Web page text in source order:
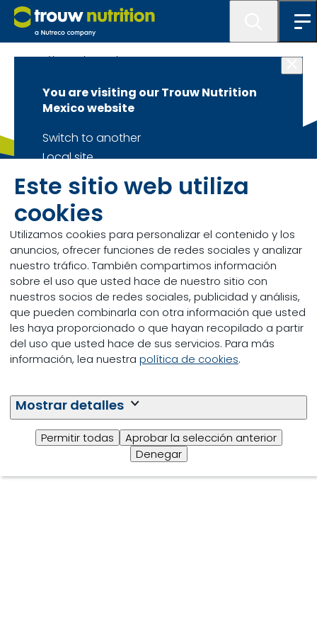
Este sitio web utiliza
cookies
Utilizamos cookies para personalizar el contenido y los
anuncios, ofrecer funciones de redes sociales y analizar
nuestro tráfico. También compartimos información
sobre el uso que usted hace de nuestro sitio con
nuestros socios de redes sociales, publicidad y análisis,
que pueden combinarla con otra información que usted
les haya proporcionado o que hayan recopilado a partir
del uso que usted hace de sus servicios. Para más
información, lea nuestra política de cookies.
Mostrar detalles
Permitir todas
Aprobar la selección anterior
Denegar
You are visiting our Trouw Nutrition
Mexico website
Switch to another
Local site
Stay on
Current site
Catálogo de Productos
Trouw Nutriton México, S.A. de C.V.
marketingmx@trouwnutrition.com
Encuéntranos en Redes Sociales
© Trouw Nutrition 5.3 Información Legal cookie-
statement